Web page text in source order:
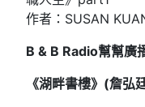
作者：SUSAN
B & B Radio幫幫廣
《湖畔書樓》(詹弘